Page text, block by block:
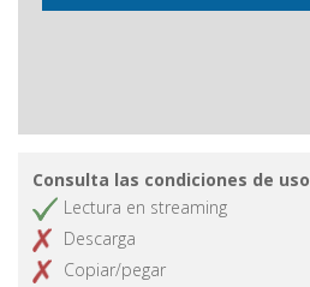
Consulta las condiciones de uso
Lectura en streaming
Descarga
Copiar/pegar